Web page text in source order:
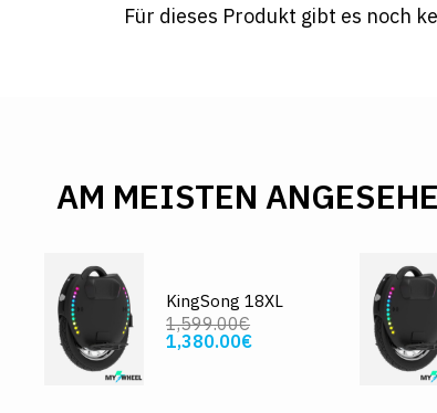
Für dieses Produkt gibt es noch
AM MEISTEN
KingSong 18XL
1,599.00€
1,380.00€